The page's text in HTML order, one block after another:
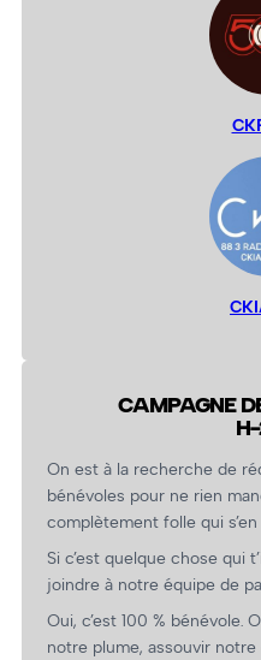
CAMPAGNE
On est à la recherche de
bénévoles pour ne rien
complètement folle qui
Si c’est quelque chose qui
joindre à notre équipe de
Oui, c’est 100 % bénévole.
notre plume, assouvir